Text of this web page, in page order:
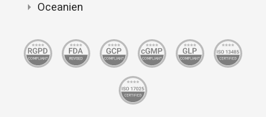
Oceanien